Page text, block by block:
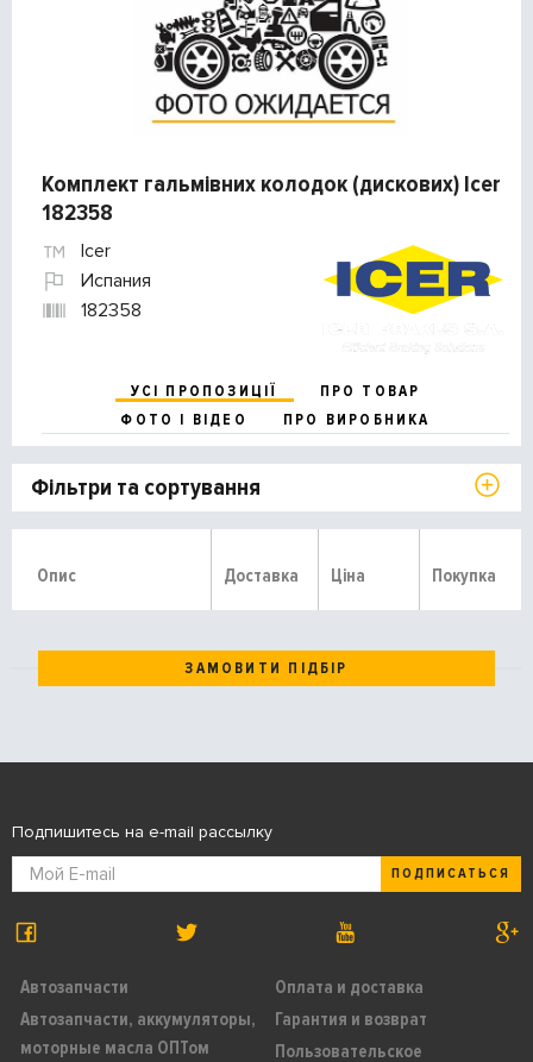
Комплект гальмівних колодок (дискових) Icer
182358
Icer
Испания
182358
УСІ ПРОПОЗИЦІЇ
ПРО ТОВАР
ФОТО І ВІДЕО
ПРО ВИРОБНИКА
Фільтри та сортування
Опис Доставка Ціна Покупка
ЗАМОВИТИ ПІДБІР
Автозапчасти
Автозапчасти, аккумуляторы,
моторные масла ОПТом
Оплата и доставка
Гарантия и возврат
Пользовательское
Подпишитесь на e-mail рассылку
ПОДПИСАТЬСЯ